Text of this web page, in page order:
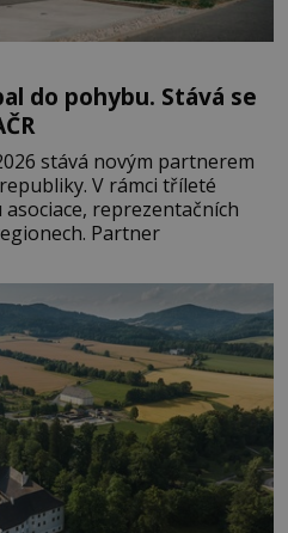
do pohybu. Stává se
stává novým partnerem
V rámci tříleté
reprezentačních
Partner